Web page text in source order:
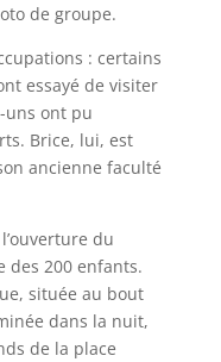
de groupe.
: certains
essayé de visiter
uns ont pu
Brice, lui, est
ancienne faculté
du
des 200 enfants.
située au bout
dans la nuit,
de la place